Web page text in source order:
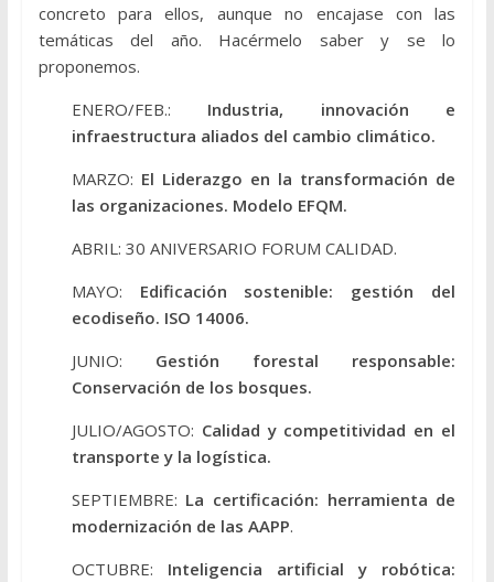
concreto para ellos, aunque no encajase con las
temáticas del año. Hacérmelo saber y se lo
proponemos.
ENERO/FEB.: Industria, innovación e
infraestructura aliados del cambio climático.
MARZO: El Liderazgo en la transformación de
las organizaciones. Modelo EFQM.
ABRIL: 30 ANIVERSARIO FORUM CALIDAD.
MAYO: Edificación sostenible: gestión del
ecodiseño. ISO 14006.
JUNIO: Gestión forestal responsable:
Conservación de los bosques.
JULIO/AGOSTO: Calidad y competitividad en el
transporte y la logística.
SEPTIEMBRE: La certificación: herramienta de
modernización de las AAPP.
OCTUBRE: Inteligencia artificial y robótica: